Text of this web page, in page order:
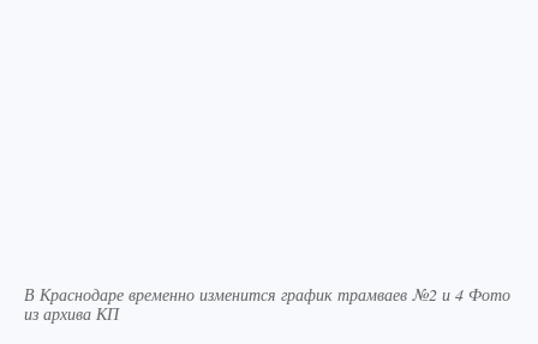
В Краснодаре временно изменится график трамваев №2 и 4 Фото
из архива КП